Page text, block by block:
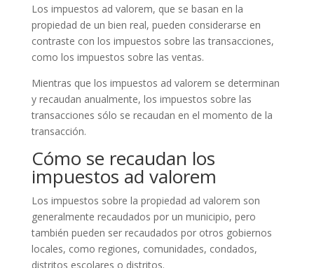
Los impuestos ad valorem, que se basan en la
propiedad de un bien real, pueden considerarse en
contraste con los impuestos sobre las transacciones,
como los impuestos sobre las ventas.
Mientras que los impuestos ad valorem se determinan
y recaudan anualmente, los impuestos sobre las
transacciones sólo se recaudan en el momento de la
transacción.
Cómo se recaudan los
impuestos ad valorem
Los impuestos sobre la propiedad ad valorem son
generalmente recaudados por un municipio, pero
también pueden ser recaudados por otros gobiernos
locales, como regiones, comunidades, condados,
distritos escolares o distritos.